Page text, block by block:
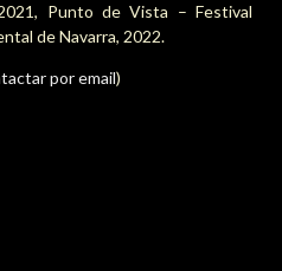
Punto de Vista – Festival
de Navarra, 2022.
por email)